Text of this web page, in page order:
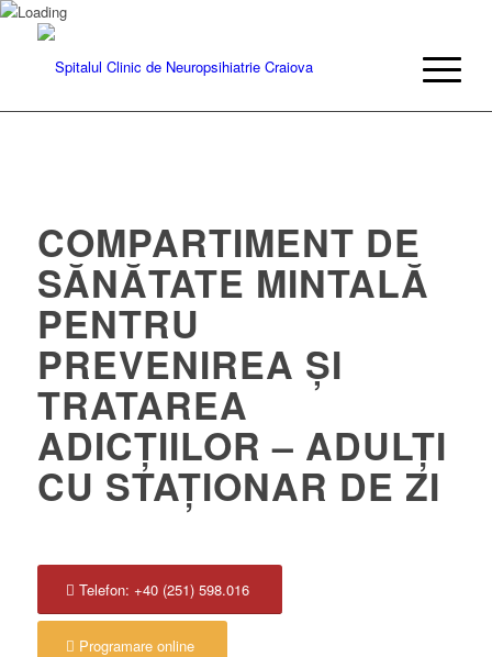
COMPARTIMENT DE
SĂNĂTATE MINTALĂ
PENTRU
PREVENIREA ŞI
TRATAREA
ADICŢIILOR – ADULŢI
CU STAȚIONAR DE ZI
Telefon: +40 (251) 598.016
Programare online